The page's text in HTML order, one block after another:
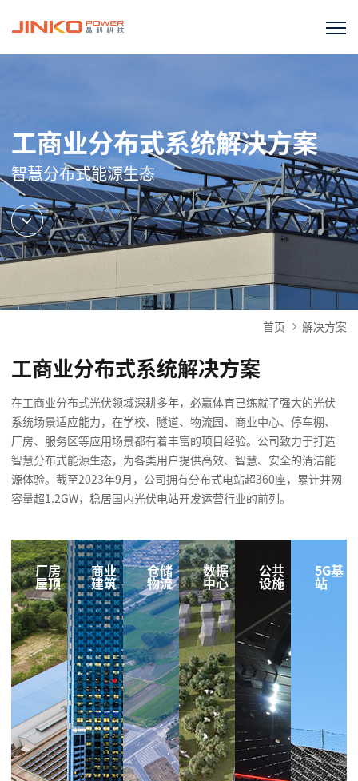
工商业分布式系统解决方案
智慧分布式能源生态
首页 解决方案
工商业分布式系统解决方案
在工商业分布式光伏领域深耕多年，必赢体育已练就了强大的光伏
系统场景适应能力，在学校、隧道、物流园、商业中心、停车棚、
厂房、服务区等应用场景都有着丰富的项目经验。公司致力于打造
智慧分布式能源生态，为各类用户提供高效、智慧、安全的清洁能
源体验。截至2023年9月，公司拥有分布式电站超360座，累计并网
容量超1.2GW，稳居国内光伏电站开发运营行业的前列。
厂房
屋顶
商业
建筑
仓储
物流
数据
中心
公共
设施
5G基
站